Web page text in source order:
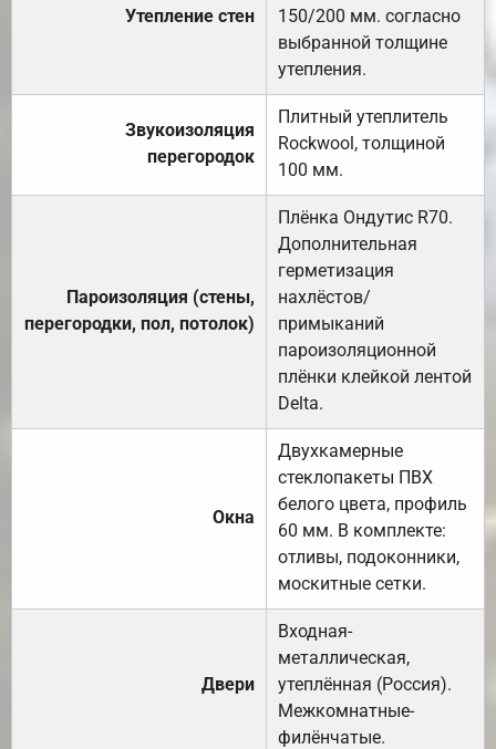
Утепление стен
150/200 мм. согласно
выбранной толщине
утепления.
Звукоизоляция
перегородок
Плитный утеплитель
Rockwool, толщиной
100 мм.
Пароизоляция (стены,
перегородки, пол, потолок)
Плёнка Ондутис R70.
Дополнительная
герметизация
нахлёстов/
примыканий
пароизоляционной
плёнки клейкой лентой
Delta.
Окна
Двухкамерные
стеклопакеты ПВХ
белого цвета, профиль
60 мм. В комплекте:
отливы, подоконники,
москитные сетки.
Двери
Входная-
металлическая,
утеплённая (Россия).
Межкомнатные-
филёнчатые.